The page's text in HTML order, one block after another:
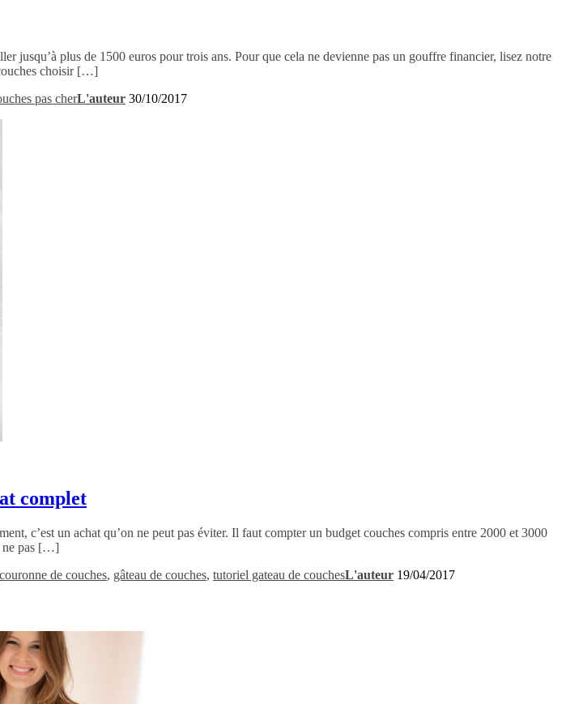
jusqu’à plus de 1500 euros pour trois ans. Pour que cela ne devienne pas un gouffre financier, lisez notre
choisir […]
pas cherL'auteur 30/10/2017
complet
c’est un achat qu’on ne peut pas éviter. Il faut compter un budget couches compris entre 2000 et 3000
ne pas […]
couronne de couches, gâteau de couches, tutoriel gateau de couchesL'auteur 19/04/2017